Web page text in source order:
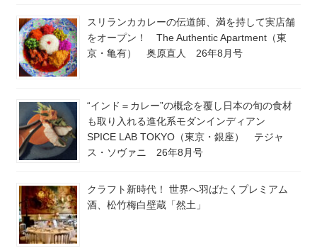
スリランカカレーの伝道師、満を持して実店舗
をオープン！ The Authentic Apartment（東
京・亀有） 奥原直人 26年8月号
“インド＝カレー”の概念を覆し日本の旬の食材
も取り入れる進化系モダンインディアン
SPICE LAB TOKYO（東京・銀座） テジャ
ス・ソヴァニ 26年8月号
クラフト新時代！ 世界へ羽ばたくプレミアム
酒、松竹梅白壁蔵「然土」